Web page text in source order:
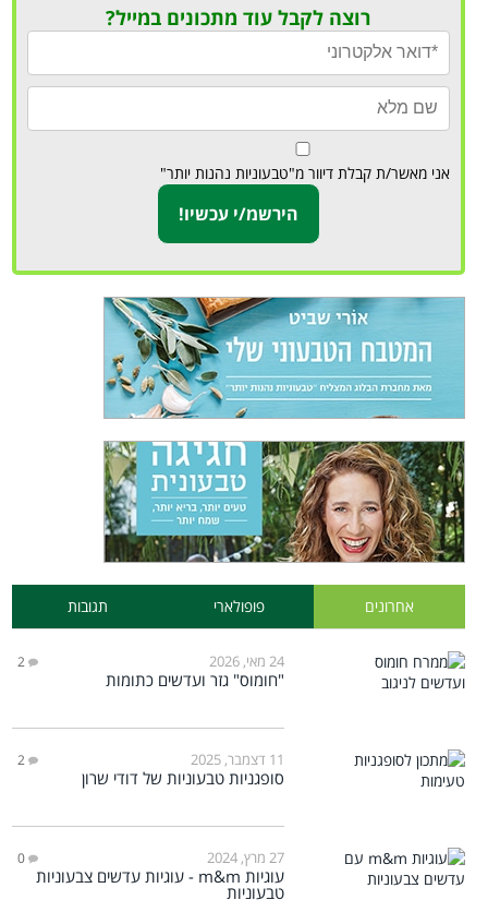
רוצה לקבל עוד מתכונים במייל?
אני מאשר/ת קבלת דיוור מ"טבעוניות נהנות יותר"
אחרונים פופולארי תגובות
24 מאי, 2026 2
"חומוס" גזר ועדשים כתומות
11 דצמבר, 2025 2
סופגניות טבעוניות של דודי שרון
27 מרץ, 2024 0
עוגיות m&m - עוגיות עדשים צבעוניות
טבעוניות